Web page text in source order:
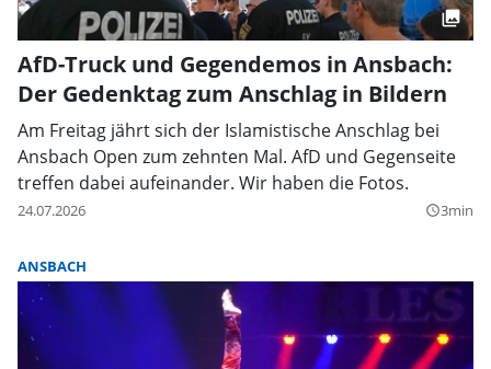
AfD-Truck und Gegendemos in Ansbach:
Der Gedenktag zum Anschlag in Bildern
Am Freitag jährt sich der Islamistische Anschlag bei
Ansbach Open zum zehnten Mal. AfD und Gegenseite
treffen dabei aufeinander. Wir haben die Fotos.
24.07.2026 query_builder3min
ANSBACH